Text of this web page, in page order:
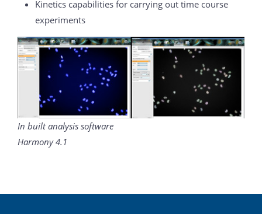
Kinetics capabilities for carrying out time course
experiments
In built analysis software
Harmony 4.1